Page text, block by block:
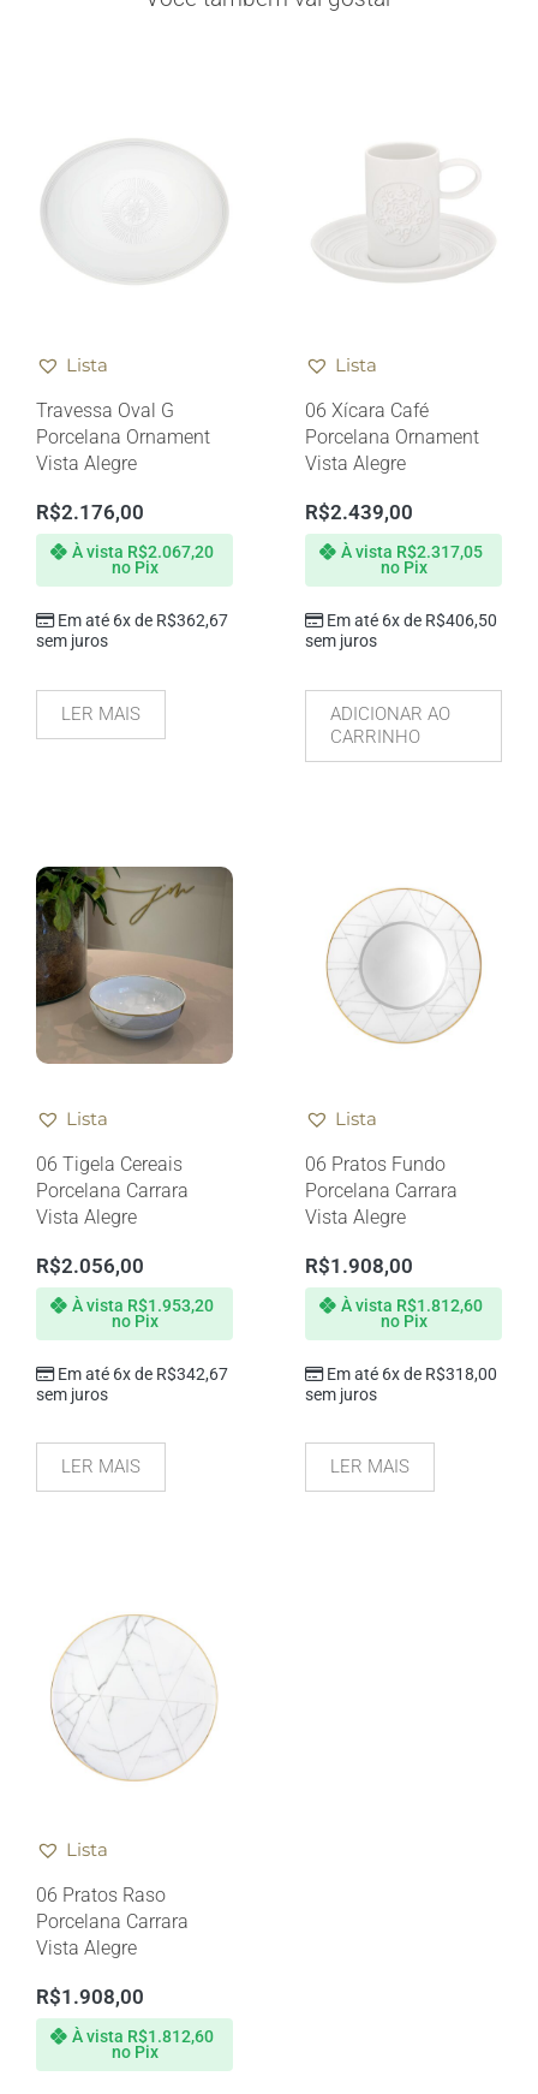
Lista
Travessa Oval G
Porcelana Ornament
Vista Alegre
R$2.176,00
Em até 6x de R$362,67
sem juros
À vista R$2.067,20
no Pix
LER MAIS
Lista
06 Xícara Café
Porcelana Ornament
Vista Alegre
R$2.439,00
Em até 6x de R$406,50
sem juros
À vista R$2.317,05
no Pix
ADICIONAR AO
CARRINHO
Lista
06 Tigela Cereais
Porcelana Carrara
Vista Alegre
R$2.056,00
Em até 6x de R$342,67
sem juros
À vista R$1.953,20
no Pix
LER MAIS
Lista
06 Pratos Fundo
Porcelana Carrara
Vista Alegre
R$1.908,00
Em até 6x de R$318,00
sem juros
À vista R$1.812,60
no Pix
LER MAIS
Lista
06 Pratos Raso
Porcelana Carrara
Vista Alegre
R$1.908,00
À vista R$1.812,60
no Pix